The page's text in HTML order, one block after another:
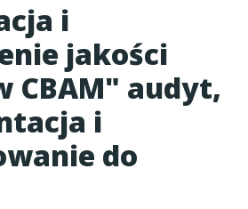
i
jakości
CBAM" audyt,
i
do